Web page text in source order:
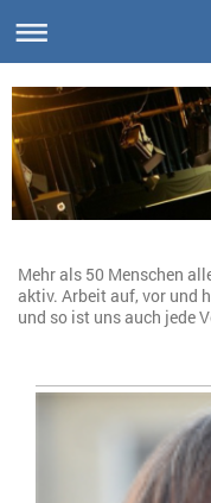
Mehr als 50 Menschen
aktiv. Arbeit auf, vor und
und so ist uns auch jede